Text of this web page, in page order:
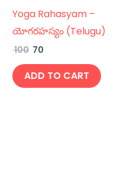
Yoga Rahasyam –
యోగరహస్యం (Telugu)
100 70
ADD TO CART